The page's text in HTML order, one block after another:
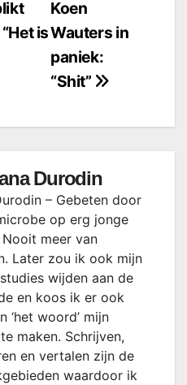
Koen
Wauters in
paniek:
“Shit”
is
Durodin
– Gebeten door
op erg jonge
meer van
Later zou ik ook mijn
wijden aan de
en koos ik er ook
‘het woord’ mijn
maken. Schrijven,
en vertalen zijn de
waardoor ik